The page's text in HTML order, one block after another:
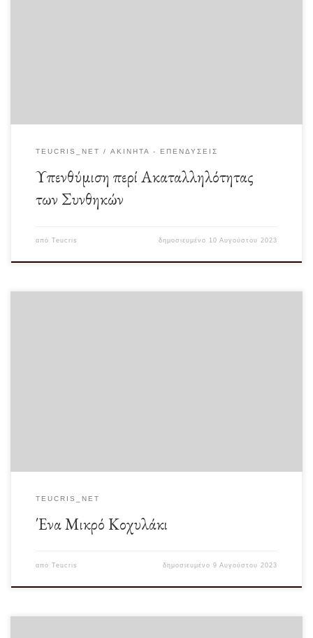
TEUCRIS_NET ΑΚΊΝΗΤΑ - ΕΠΕΝΔΎΣΕΙΣ
Υπενθύμιση περί Ακαταλληλότητας
των Συνθηκών
από Teucris δημοσιευμένο 10 Αυγούστου 2023
TEUCRIS_NET
Ένα Μικρό Κοχυλάκι
από Teucris δημοσιευμένο9 Αυγούστου 2023